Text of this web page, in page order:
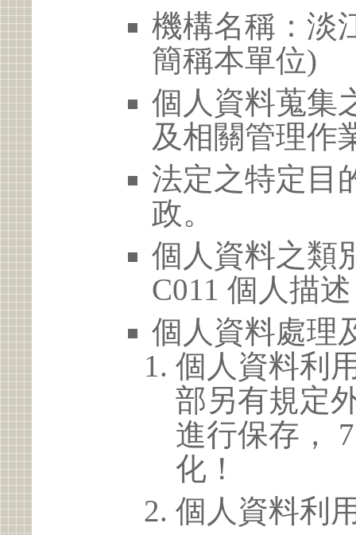
機構名稱：淡
簡稱本單位)
個人資料蒐集
及相關管理作
法定之特定目
政。
個人資料之類
C011 個人描述
個人資料處理
個人資料利
部另有規定
進行保存，
化！
個人資料利